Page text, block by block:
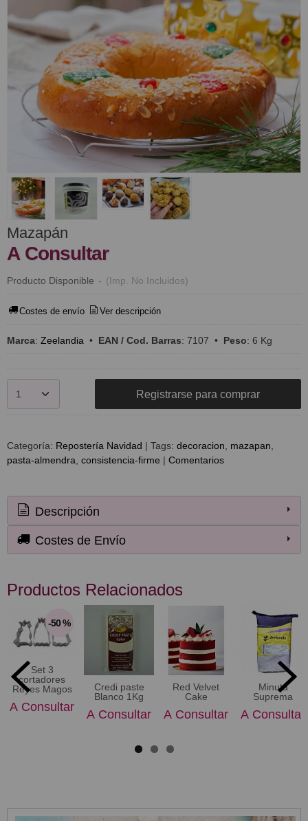
Mazapán
A Consultar
Producto Disponible - (Imp. No Incluidos)
Costes de envío Ver descripción
Marca: Zeelandia • EAN / Cod. Barras: 7107 • Peso: 6 Kg
Registrarse para comprar
Categoría: Repostería Navidad | Tags: decoracion
mazapan
pasta-almendra consistencia-firme | Comentarios
Descripción
Costes de Envío
Productos Relacionados
-50 %
Set 3
cortadores
Reyes Magos
A Consultar
Credi paste
Blanco 1Kg
A Consultar
Red Velvet
Cake
A Consultar
Minuta
Suprema
A Consultar